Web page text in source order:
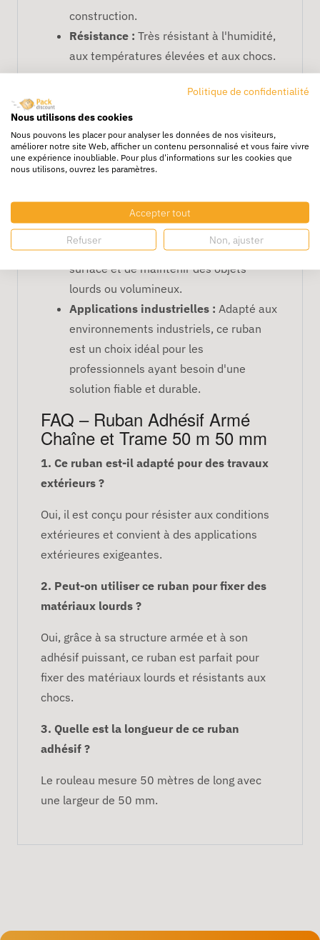
construction.
Résistance : Très résistant à l'humidité,
aux températures élevées et aux chocs.
Pourquoi Choisir le Ruban
Adhésif Armé Chaîne et Trame
50 m 50 mm ?
Grande résistance :Sa structure armée
assure une résistance exceptionnelle
mécaniques.
Large largeur :La largeur de 50 mm
permet de couvrir une plus grande
surface et de maintenir des objets
lourds ou volumineux.
Applications industrielles : Adapté aux
environnements industriels, ce ruban
est un choix idéal pour les
professionnels ayant besoin d'une
solution fiable et durable.
FAQ – Ruban Adhésif Armé
Chaîne et Trame 50 m 50 mm
1. Ce ruban est-il adapté pour des travaux
extérieurs ?
Oui, il est conçu pour résister aux conditions
extérieures et convient à des applications
extérieures exigeantes.
2. Peut-on utiliser ce ruban pour fixer des
matériaux lourds ?
Oui, grâce à sa structure armée et à son
adhésif puissant, ce ruban est parfait pour
fixer des matériaux lourds et résistants aux
chocs.
3. Quelle est la longueur de ce ruban
adhésif ?
Le rouleau mesure 50 mètres de long avec
une largeur de 50 mm.
Politique de confidentialité
Nous utilisons des cookies
Nous pouvons les placer pour analyser les données de nos visiteurs,
améliorer notre site Web, afficher un contenu personnalisé et vous faire vivre
une expérience inoubliable. Pour plus d'informations sur les cookies que
nous utilisons, ouvrez les paramètres.
Accepter tout
Refuser Non, ajuster